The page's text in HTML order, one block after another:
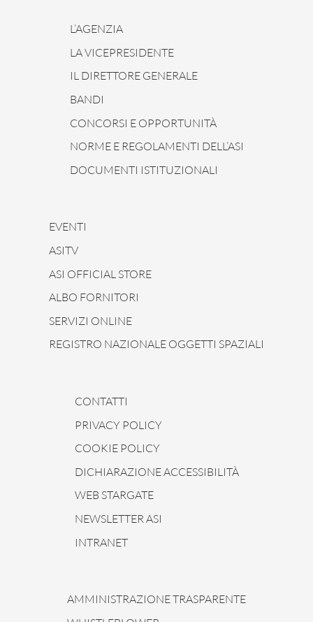
L’AGENZIA
LA VICEPRESIDENTE
IL DIRETTORE GENERALE
BANDI
CONCORSI E OPPORTUNITÀ
NORME E REGOLAMENTI DELL’ASI
DOCUMENTI ISTITUZIONALI
EVENTI
ASITV
ASI OFFICIAL STORE
ALBO FORNITORI
SERVIZI ONLINE
REGISTRO NAZIONALE OGGETTI SPAZIALI
CONTATTI
PRIVACY POLICY
COOKIE POLICY
DICHIARAZIONE ACCESSIBILITÀ
WEB STARGATE
NEWSLETTER ASI
INTRANET
AMMINISTRAZIONE TRASPARENTE